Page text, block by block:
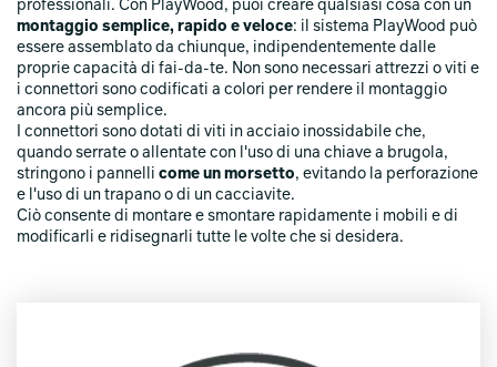
professionali. Con PlayWood, puoi creare qualsiasi cosa con un
montaggio semplice, rapido e veloce: il sistema PlayWood può
essere assemblato da chiunque, indipendentemente dalle
proprie capacità di fai-da-te. Non sono necessari attrezzi o viti e
i connettori sono codificati a colori per rendere il montaggio
ancora più semplice.
I connettori sono dotati di viti in acciaio inossidabile che,
quando serrate o allentate con l'uso di una chiave a brugola,
stringono i pannelli come un morsetto, evitando la perforazione
e l'uso di un trapano o di un cacciavite.
Ciò consente di montare e smontare rapidamente i mobili e di
modificarli e ridisegnarli tutte le volte che si desidera.